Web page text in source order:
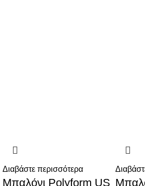
Διαβάστε περισσότερα
Μπαλόνι Polyform US